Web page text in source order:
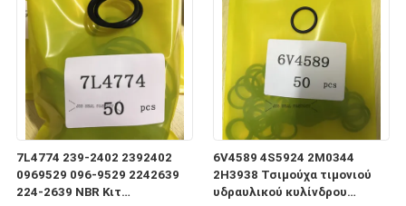
7L4774 239-2402 2392402
0969529 096-9529 2242639
224-2639 NBR Κιτ
6V4589 4S5924 2M0344
2H3938 Τσιμούχα τιμονιού
υδραυλικού κυλίνδρου